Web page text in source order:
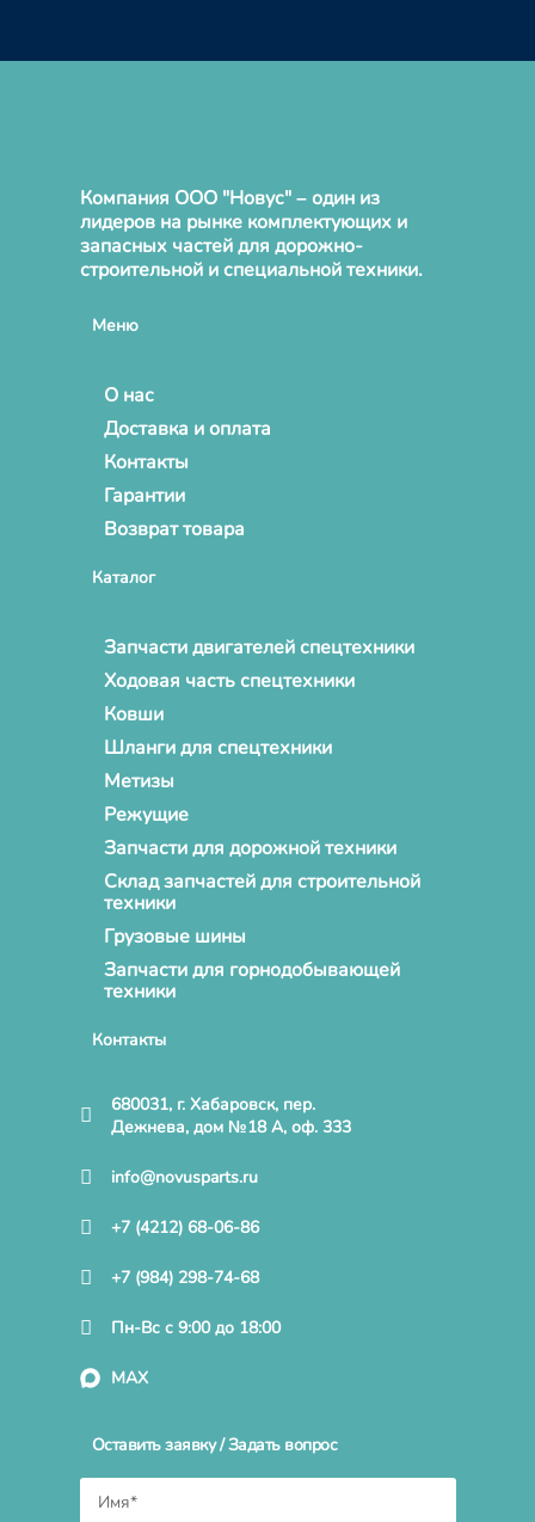
Компания ООО "Новус" – один из
лидеров на рынке комплектующих и
запасных частей для дорожно-
строительной и специальной техники.
Меню
О нас
Доставка и оплата
Контакты
Гарантии
Возврат товара
Каталог
Запчасти двигателей спецтехники
Ходовая часть спецтехники
Ковши
Шланги для спецтехники
Метизы
Режущие
Запчасти для дорожной техники
Склад запчастей для строительной
техники
Грузовые шины
Запчасти для горнодобывающей
техники
Контакты
680031, г. Хабаровск, пер.
Дежнева, дом №18 А, оф. 333
info@novusparts.ru
+7 (4212) 68-06-86
+7 (984) 298-74-68
Пн-Вс с 9:00 до 18:00
MAX
Оставить заявку / Задать вопрос